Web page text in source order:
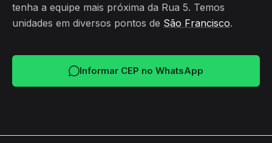
tenha a equipe mais próxima da Rua 5. Temos
unidades em diversos pontos de São Francisco.
Informar CEP no WhatsApp